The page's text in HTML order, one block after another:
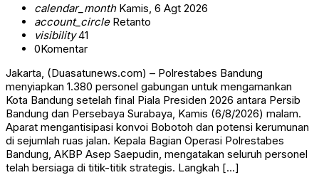
calendar_monthKamis, 6 Agt 2026
account_circleRetanto
visibility41
0Komentar
Jakarta, (Duasatunews.com) – Polrestabes Bandung
menyiapkan 1.380 personel gabungan untuk mengamankan
Kota Bandung setelah final Piala Presiden 2026 antara Persib
Bandung dan Persebaya Surabaya, Kamis (6/8/2026) malam.
Aparat mengantisipasi konvoi Bobotoh dan potensi kerumunan
di sejumlah ruas jalan. Kepala Bagian Operasi Polrestabes
Bandung, AKBP Asep Saepudin, mengatakan seluruh personel
telah bersiaga di titik-titik strategis. Langkah […]